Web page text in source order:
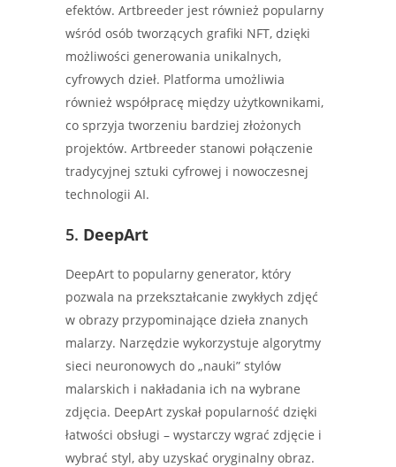
efektów. Artbreeder jest również popularny
wśród osób tworzących grafiki NFT, dzięki
możliwości generowania unikalnych,
cyfrowych dzieł. Platforma umożliwia
również współpracę między użytkownikami,
co sprzyja tworzeniu bardziej złożonych
projektów. Artbreeder stanowi połączenie
tradycyjnej sztuki cyfrowej i nowoczesnej
technologii AI.
5. DeepArt
DeepArt to popularny generator, który
pozwala na przekształcanie zwykłych zdjęć
w obrazy przypominające dzieła znanych
malarzy. Narzędzie wykorzystuje algorytmy
sieci neuronowych do „nauki” stylów
malarskich i nakładania ich na wybrane
zdjęcia. DeepArt zyskał popularność dzięki
łatwości obsługi – wystarczy wgrać zdjęcie i
wybrać styl, aby uzyskać oryginalny obraz.